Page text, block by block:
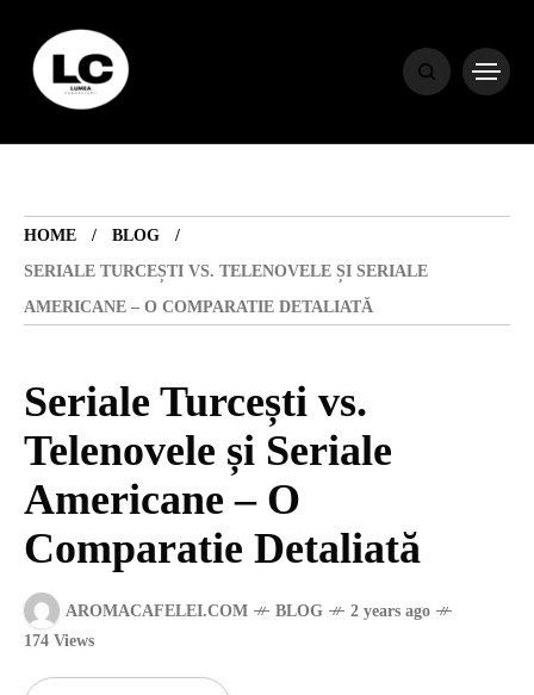
HOME
BLOG
SERIALE TURCEȘTI VS. TELENOVELE ȘI SERIALE
AMERICANE – O COMPARATIE DETALIATĂ
Seriale Turcești vs.
Telenovele și Seriale
Americane – O
Comparatie Detaliată
AROMACAFELEI.COM BLOG
2 years ago
174 Views
HOME
BLOG
HOROSCOP
ENGLISH
CONTENT
TRAVEL
SANATATE